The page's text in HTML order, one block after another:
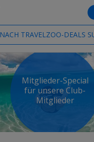
NACH TRAVELZOO-DEALS
Mitglieder-Special
für unsere Club-
Mitglieder